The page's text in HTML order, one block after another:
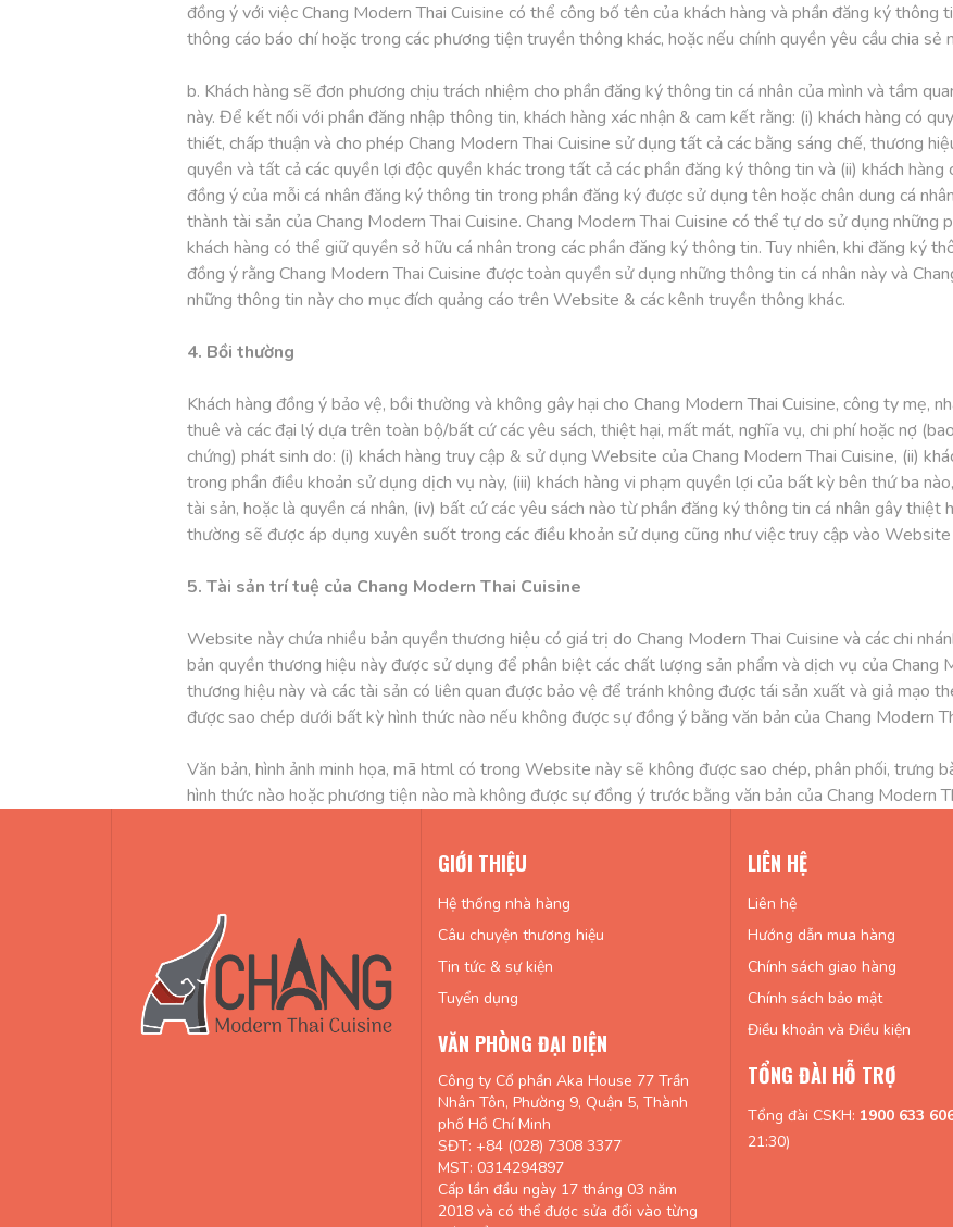
đồng ý với việc Chang Modern Thai Cuisine có thể công bố tên của khách hàng và phần đăng ký
thông cáo báo chí hoặc trong các phương tiện truyền thông khác, hoặc nếu chính quyền yêu cầu chia sẻ
b. Khách hàng sẽ đơn phương chịu trách nhiệm cho phần đăng ký thông tin cá nhân của mình và tầm
này. Để kết nối với phần đăng nhập thông tin, khách hàng xác nhận & cam kết rằng: (i) khách hàng có
thiết, chấp thuận và cho phép Chang Modern Thai Cuisine sử dụng tất cả các bằng sáng chế, thương
quyền và tất cả các quyền lợi độc quyền khác trong tất cả các phần đăng ký thông tin và (ii) khách hàng
đồng ý của mỗi cá nhân đăng ký thông tin trong phần đăng ký được sử dụng tên hoặc chân dung cá
thành tài sản của Chang Modern Thai Cuisine. Chang Modern Thai Cuisine có thể tự do sử dụng những
khách hàng có thể giữ quyền sở hữu cá nhân trong các phần đăng ký thông tin. Tuy nhiên, khi đăng ký
đồng ý rằng Chang Modern Thai Cuisine được toàn quyền sử dụng những thông tin cá nhân này và
những thông tin này cho mục đích quảng cáo trên Website & các kênh truyền thông khác.
4. Bồi thường
Khách hàng đồng ý bảo vệ, bồi thường và không gây hại cho Chang Modern Thai Cuisine, công ty mẹ,
thuê và các đại lý dựa trên toàn bộ/bất cứ các yêu sách, thiệt hại, mất mát, nghĩa vụ, chi phí hoặc nợ
chứng) phát sinh do: (i) khách hàng truy cập & sử dụng Website của Chang Modern Thai Cuisine, (ii)
trong phần điều khoản sử dụng dịch vụ này, (iii) khách hàng vi phạm quyền lợi của bất kỳ bên thứ ba
tài sản, hoặc là quyền cá nhân, (iv) bất cứ các yêu sách nào từ phần đăng ký thông tin cá nhân gây thiệt
thường sẽ được áp dụng xuyên suốt trong các điều khoản sử dụng cũng như việc truy cập vào Website
5. Tài sản trí tuệ của Chang Modern Thai Cuisine
Website này chứa nhiều bản quyền thương hiệu có giá trị do Chang Modern Thai Cuisine và các chi
bản quyền thương hiệu này được sử dụng để phân biệt các chất lượng sản phẩm và dịch vụ của Chang
thương hiệu này và các tài sản có liên quan được bảo vệ để tránh không được tái sản xuất và giả mạo
được sao chép dưới bất kỳ hình thức nào nếu không được sự đồng ý bằng văn bản của Chang Modern
Văn bản, hình ảnh minh họa, mã html có trong Website này sẽ không được sao chép, phân phối, trưng
hình thức nào hoặc phương tiện nào mà không được sự đồng ý trước bằng văn bản của Chang Modern
GIỚI THIỆU
Hệ thống nhà hàng
Câu chuyện thương hiệu
Tin tức & sự kiện
Tuyển dụng
VĂN PHÒNG ĐẠI DIỆN
Công ty Cổ phần Aka House 77 Trần
Nhân Tôn, Phường 9, Quận 5, Thành
phố Hồ Chí Minh
SĐT: +84 (028) 7308 3377
MST: 0314294897
Cấp lần đầu ngày 17 tháng 03 năm
2018 và có thể được sửa đổi vào từng
LIÊN HỆ
Liên hệ
Hướng dẫn mua hàng
Chính sách giao hàng
Chính sách bảo mật
Điều khoản và Điều kiện
TỔNG ĐÀI HỖ TRỢ
Tổng đài CSKH: 1900 633
21:30)